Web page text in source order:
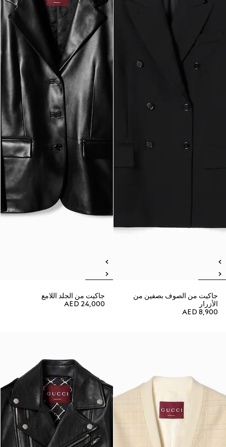
جاكيت من الصوف بصفين من
الأزرار
AED 8,900
جاكيت من الجلد اللامع
AED 24,000